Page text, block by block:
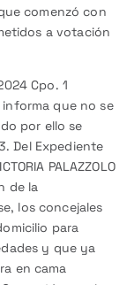
comenzó con
a votación
Cpo. 1
informa que no se
por ello se
Del Expediente
PALAZZOLO
de la
los concejales
para
y que ya
en cama